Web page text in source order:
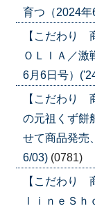
育つ（2024
【こだわり
ＯＬＩＡ／激
6月6日号）
【こだわり
の元祖くず餅
せて商品発売
6/03) (0781)
【こだわり
ｌｉｎｅＳ